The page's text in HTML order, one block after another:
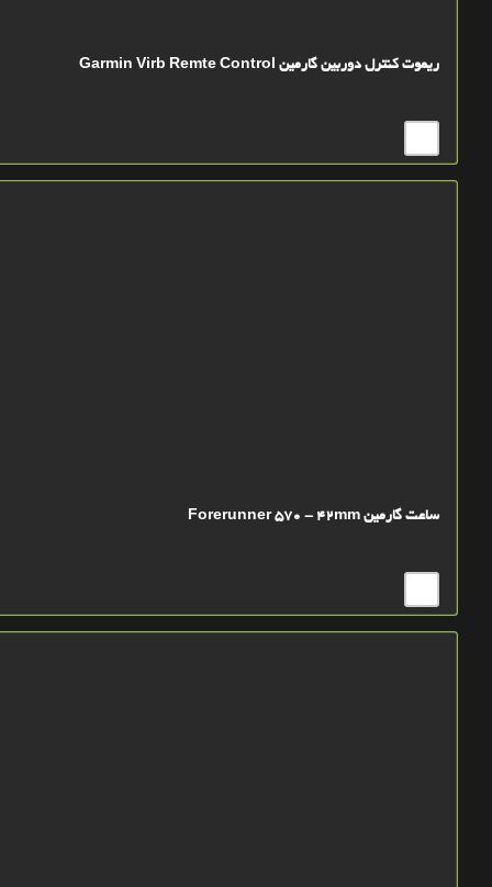
ریموت کنترل دوربین گارمین Garmin Virb Remte Control
ساعت گارمین Forerunner 570 - 42mm